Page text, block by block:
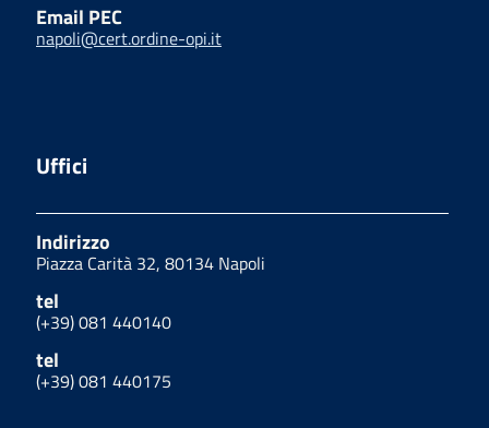
Email PEC
napoli@cert.ordine-opi.it
Uffici
Indirizzo
Piazza Carità 32, 80134 Napoli
tel
(+39) 081 440140
tel
(+39) 081 440175